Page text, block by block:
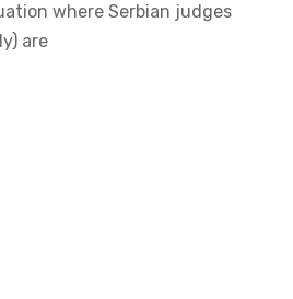
where Serbian judges
are